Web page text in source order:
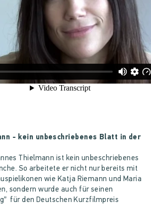
- kein unbeschriebenes Blatt in der
Thielmann ist kein unbeschriebenes
So arbeitete er nicht nur bereits mit
wie Katja Riemann und Maria
sondern wurde auch für seinen
für den Deutschen Kurzfilmpreis